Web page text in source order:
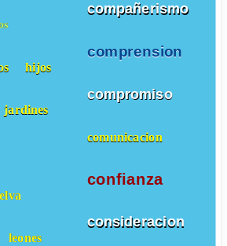
compañerismo
comprension
compromiso
comunicacion
confianza
consideracion
hijos
jardines
leones